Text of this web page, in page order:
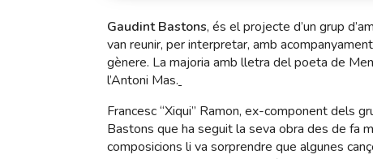
Gaudint Bastons, és el projecte d’un grup
van reunir, per interpretar, amb
gènere. La majoria amb lletra del poeta de
l’Antoni Mas.
Francesc “Xiqui” Ramon, ex-component dels
Bastons que ha seguit la seva obra des de fa
composicions li va sorprendre que algunes